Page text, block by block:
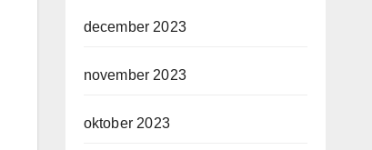
december 2023
november 2023
oktober 2023